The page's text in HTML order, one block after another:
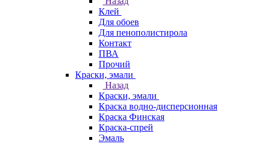
Клей
Для обоев
Для пенополистирола
Контакт
ПВА
Прочий
Краски, эмали
Назад
Краски, эмали
Краска водно-дисперсионная
Краска Финская
Краска-спрей
Эмаль